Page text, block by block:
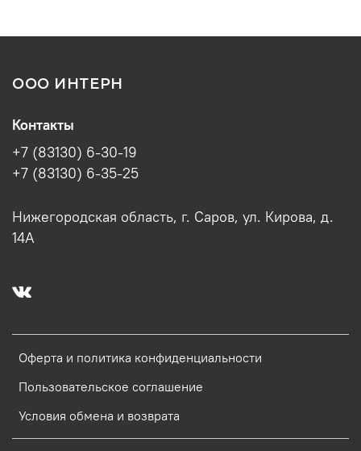
ООО ИНТЕРН
Оферта и политика конфиденциальности
Пользовательское соглашение
Условия обмена и возврата
Контакты
+7 (83130) 6-30-19
+7 (83130) 6-35-25
Нижегородская область, г. Саров, ул. Кирова, д.
14А